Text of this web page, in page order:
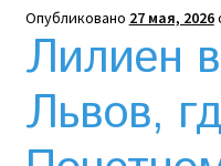
Корзина
Мой аккаунт
Опубликовано 27 мая, 2026
Лилиен
Львов,